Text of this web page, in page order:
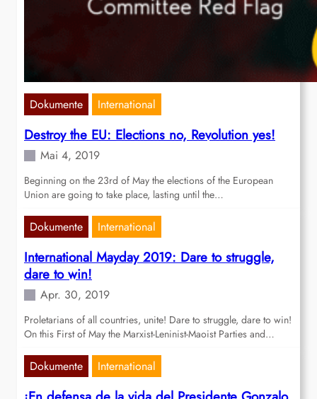
Dokumente International
Destroy the EU: Elections no, Revolution yes!
Mai 4, 2019
Beginning on the 23rd of May the elections of the European
Union are going to take place, lasting until the…
Dokumente International
International Mayday 2019: Dare to struggle,
dare to win!
Apr. 30, 2019
Proletarians of all countries, unite! Dare to struggle, dare to win!
On this First of May the Marxist-Leninist-Maoist Parties and…
Dokumente International